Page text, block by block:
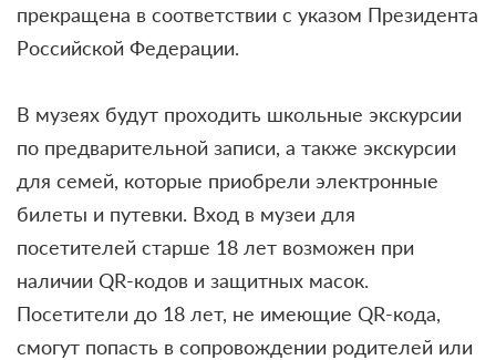
прекращена в соответствии с указом Президента
Российской Федерации.
В музеях будут проходить школьные экскурсии
по предварительной записи, а также экскурсии
для семей, которые приобрели электронные
билеты и путевки. Вход в музеи для
посетителей старше 18 лет возможен при
наличии QR-кодов и защитных масок.
Посетители до 18 лет, не имеющие QR-кода,
смогут попасть в сопровождении родителей или